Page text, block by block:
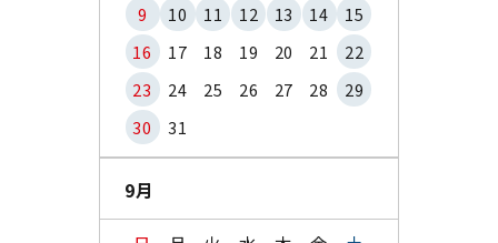
9
10 11 12 13 14
15
16
17 18 19 20 21
22
23
24 25 26 27 28
29
30
31
9月